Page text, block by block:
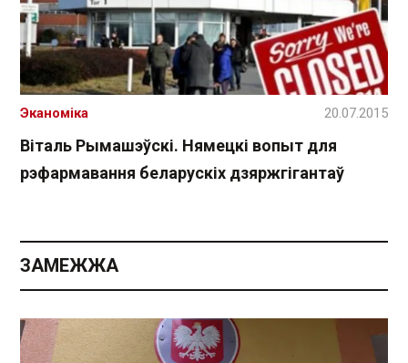
Віталь Рымашэўскі. Нямецкі вопыт для
рэфармавання беларускіх дзяржгігантаў
Эканоміка 20.07.2015
ЗАМЕЖЖА